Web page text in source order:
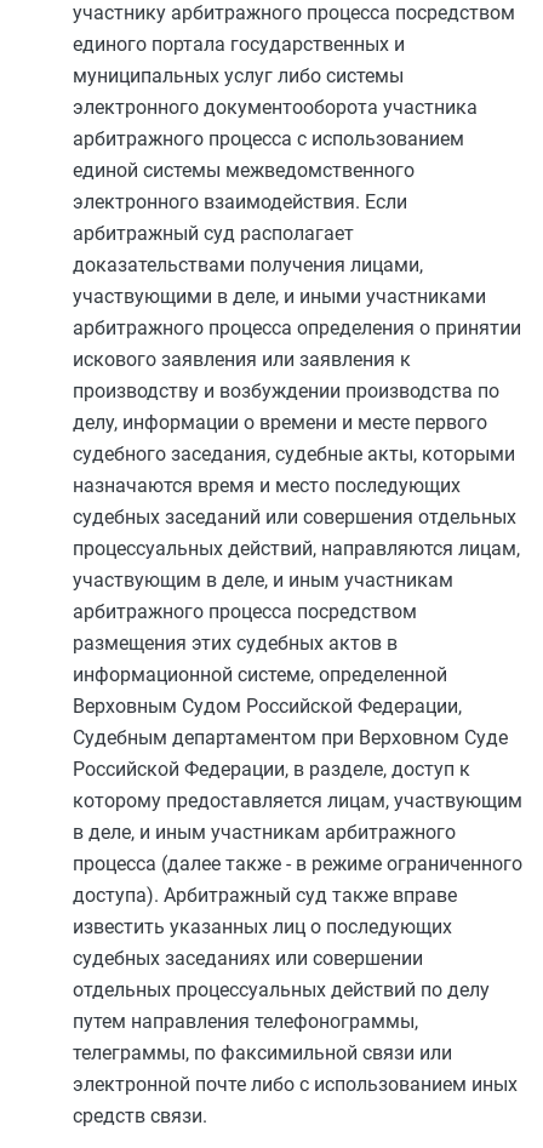
участнику арбитражного процесса посредством
единого портала государственных и
муниципальных услуг либо системы
электронного документооборота участника
арбитражного процесса с использованием
единой системы межведомственного
электронного взаимодействия. Если
арбитражный суд располагает
доказательствами получения лицами,
участвующими в деле, и иными участниками
арбитражного процесса определения о принятии
искового заявления или заявления к
производству и возбуждении производства по
делу, информации о времени и месте первого
судебного заседания, судебные акты, которыми
назначаются время и место последующих
судебных заседаний или совершения отдельных
процессуальных действий, направляются лицам,
участвующим в деле, и иным участникам
арбитражного процесса посредством
размещения этих судебных актов в
информационной системе, определенной
Верховным Судом Российской Федерации,
Судебным департаментом при Верховном Суде
Российской Федерации, в разделе, доступ к
которому предоставляется лицам, участвующим
в деле, и иным участникам арбитражного
процесса (далее также - в режиме ограниченного
доступа). Арбитражный суд также вправе
известить указанных лиц о последующих
судебных заседаниях или совершении
отдельных процессуальных действий по делу
путем направления телефонограммы,
телеграммы, по факсимильной связи или
электронной почте либо с использованием иных
средств связи.